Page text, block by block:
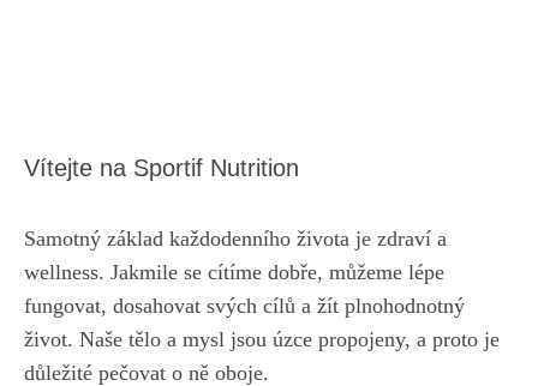
Vítejte na Sportif Nutrition
Samotný základ každodenního života je zdraví a
wellness. Jakmile se cítíme dobře, můžeme lépe
fungovat, dosahovat svých cílů a žít plnohodnotný
život. Naše tělo a mysl jsou úzce propojeny, a proto je
důležité pečovat o ně oboje.